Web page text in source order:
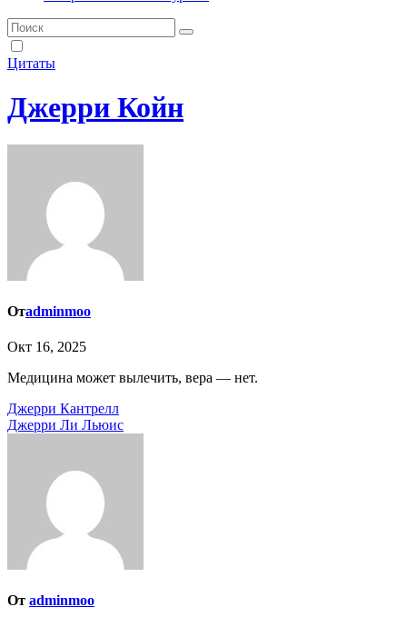
Цитаты
Джерри Койн
Отadminmoo
Окт 16, 2025
Медицина может вылечить, вера — нет.
Навигация
по
Джерри Кантрелл
Джерри Ли Льюис
От adminmoo